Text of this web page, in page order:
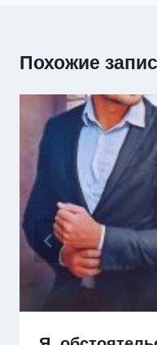
Похожие